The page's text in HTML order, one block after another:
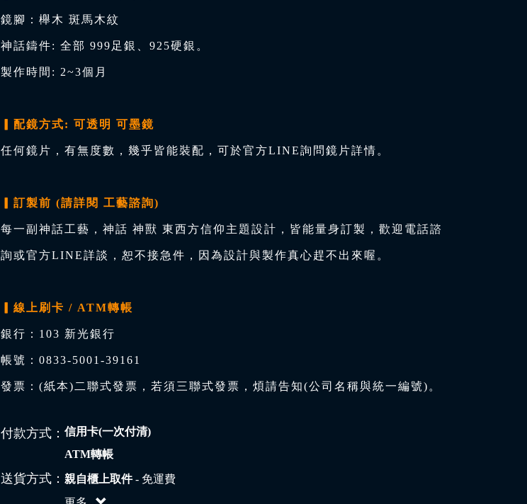
鏡腳：櫸木 斑馬木紋
神話鑄件: 全部 999足銀、925硬銀。
製作時間: 2~3個月
▎配鏡方式: 可透明 可墨鏡
任何鏡片，有無度數，幾乎皆能裝配，可於官方LINE詢問鏡片詳情。
▎訂製前 (請詳閱 工藝諮詢)
每一副神話工藝，神話 神獸 東西方信仰主題設計，皆能量身訂製，歡迎電話諮
詢或官方LINE詳談，恕不接急件，因為設計與製作真心趕不出來喔。
▎線上刷卡 / ATM轉帳
銀行：103 新光銀行
帳號：0833-5001-39161
發票：(紙本)二聯式發票，若須三聯式發票，煩請告知(公司名稱與統一編號)。
付款方式：信用卡(一次付清)
ATM轉帳
送貨方式：親自櫃上取件- 免運費